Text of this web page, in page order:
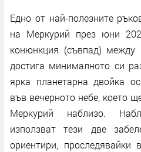
Едно от най-полезните
на Меркурий през юни
конюнкция (съвпад)
достига минималното си
ярка планетарна двойка
във вечерното небе, което
Меркурий наблизо.
използват тези две
ориентири,